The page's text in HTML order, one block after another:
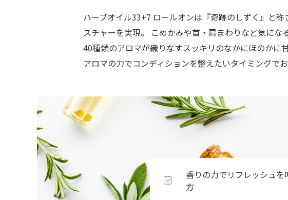
ハーブオイル33+7 ロールオンは『奇跡のしずく』と
スチャーを実現。 こめかみや首・肩まわりなど気にな
40種類のアロマが織りなすスッキリのなかにほのかに
アロマの力でコンディションを整えたいタイミングでお
香りの力でリフレッシュを
方